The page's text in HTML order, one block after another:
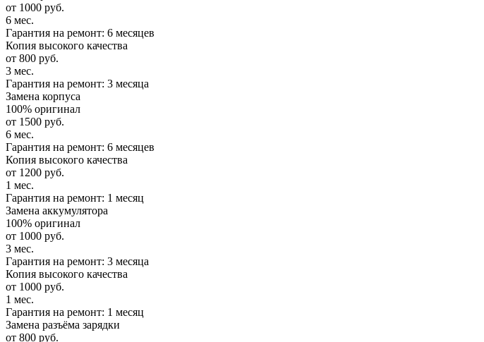
от 1000 руб.
6 мес.
Гарантия на ремонт: 6 месяцев
Копия высокого качества
от 800 руб.
3 мес.
Гарантия на ремонт: 3 месяца
Замена корпуса
100% оригинал
от 1500 руб.
6 мес.
Гарантия на ремонт: 6 месяцев
Копия высокого качества
от 1200 руб.
1 мес.
Гарантия на ремонт: 1 месяц
Замена аккумулятора
100% оригинал
от 1000 руб.
3 мес.
Гарантия на ремонт: 3 месяца
Копия высокого качества
от 1000 руб.
1 мес.
Гарантия на ремонт: 1 месяц
Замена разъёма зарядки
от 800 руб.